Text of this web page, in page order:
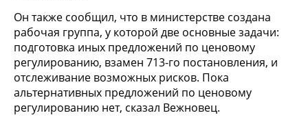
Он также сообщил, что в министерстве создана
рабочая группа, у которой две основные задачи:
подготовка иных предложений по ценовому
регулированию, взамен 713-го постановления, и
отслеживание возможных рисков. Пока
альтернативных предложений по ценовому
регулированию нет, сказал Вежновец.